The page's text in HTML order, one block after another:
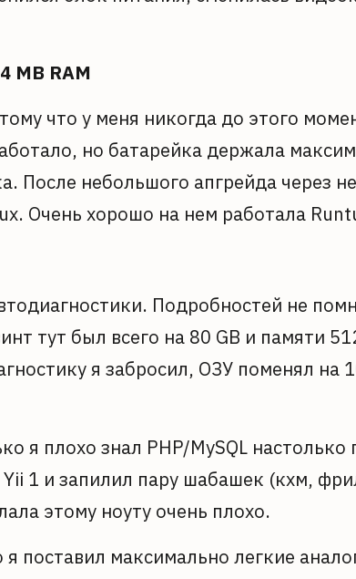
MB RAM
что у меня никогда до этого
но батарейка держала
небольшого апгрейда через
Очень хорошо на нем работала
Подробностей не
тут был всего на 80 GB и памяти
я забросил, ОЗУ поменял на
я плохо знал PHP/MySQL настолько
1 и запилил пару шабашек (кхм,
этому ноуту очень плохо.
поставил максимально легкие